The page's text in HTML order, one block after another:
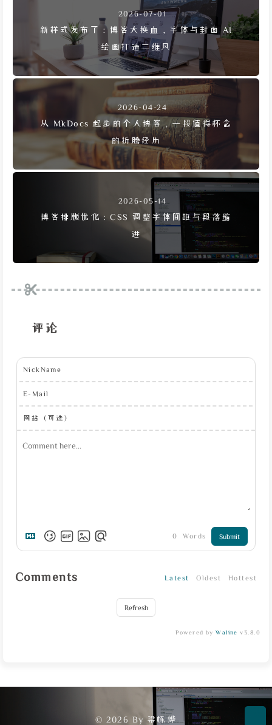
2026-07-01
新样式发布了：博客大换血，字体与封面 AI
绘画打造二维风
2026-04-24
从 MkDocs 起步的个人博客，一段值得怀念
的折腾经历
2026-05-14
博客排版优化：CSS 调整字体间距与段落缩
进
评论
NickName
E-Mail
网站（可选）
0 Words Submit
Comments Latest Oldest Hottest
Refresh
Powered byWaline v3.8.0
© 2026 By 梁栋烨